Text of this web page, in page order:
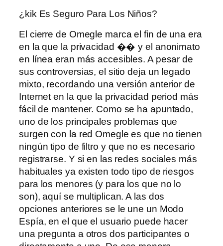
¿kik Es Seguro Para Los Niños?
El cierre de Omegle marca el fin de una era
en la que la privacidad �� y el anonimato
en línea eran más accesibles. A pesar de
sus controversias, el sitio deja un legado
mixto, recordando una versión anterior de
Internet en la que la privacidad period más
fácil de mantener. Como se ha apuntado,
uno de los principales problemas que
surgen con la red Omegle es que no tienen
ningún tipo de filtro y que no es necesario
registrarse. Y si en las redes sociales más
habituales ya existen todo tipo de riesgos
para los menores (y para los que no lo
son), aquí se multiplican. A las dos
opciones anteriores se le une un Modo
Espía, en el que el usuario puede hacer
una pregunta a otros dos participantes o